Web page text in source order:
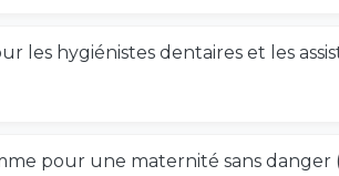
les hygiénistes dentaires et les
pour une maternité sans danger